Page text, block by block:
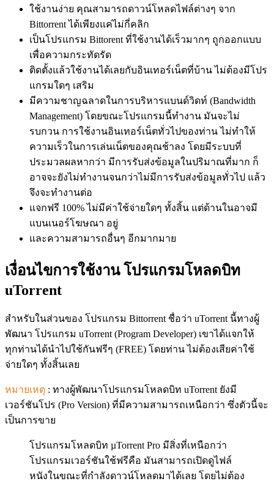
ใช้งานง่าย คุณสามารถดาวน์โหลดไฟล์ต่างๆ จาก
Bittorrent ได้เพียงแค่ไม่กี่คลิก
เป็นโปรแกรม Bittorent ที่ใช้งานได้เร็วมากๆ ถูกออกแบบ
เพื่อความกระทัดรัด
ติดตั้งแล้วใช้งานได้เลยกับอินเทอร์เน็ตที่บ้าน ไม่ต้องมีโปร
แกรมใดๆ เสริม
มีความชาญฉลาดในการบริหารแบนด์วิดท์ (Bandwidth
Management) โดยขณะโปรแกรมนี้ทำงาน มันจะไม่
รบกวน การใช้งานอินเทอร์เน็ตทั่วไปของท่าน ไม่ทำให้
ความเร็วในการเล่นเน็ตของคุณช้าลง โดยมีระบบที่
ประมวลผลหากว่า มีการรับส่งข้อมูลในปริมาณที่มาก ก็
อาจจะยังไม่ทำงานจนกว่าไม่มีการรับส่งข้อมูลทั่วไป แล้ว
จึงจะทำงานต่อ
แจกฟรี 100% ไม่มีค่าใช้จ่ายใดๆ ทั้งสิ้น แต่ด้านในอาจมี
แบนเนอร์โฆษณา อยู่
และความสามารถอื่นๆ อีกมากมาย
เงื่อนไขการใช้งาน โปรแกรมโหลดบิท
uTorrent
สำหรับในส่วนของ โปรแกรม Bittorrent ชื่อว่า uTorrent นี้ทางผู้
พัฒนา โปรแกรม uTorrent (Program Developer) เขาได้แจกให้
ทุกท่านได้นำไปใช้กันฟรีๆ (FREE) โดยท่าน ไม่ต้องเสียค่าใช้
จ่ายใดๆ ทั้งสิ้นเลย
หมายเหตุ : ทางผู้พัฒนาโปรแกรมโหลดบิท uTorrent ยังมี
เวอร์ชันโปร (Pro Version) ที่มีความสามารถเหนือกว่า ซึ่งตัวนี้จะ
เป็นการขาย
โปรแกรมโหลดบิท µTorrent Pro มีสิ่งที่เหนือกว่า
โปรแกรมเวอร์ชันใช้ฟรีคือ มันสามารถเปิดดูไฟล์
หนังในขณะที่กำลังดาวน์โหลดมาได้เลย โดยไม่ต้อง